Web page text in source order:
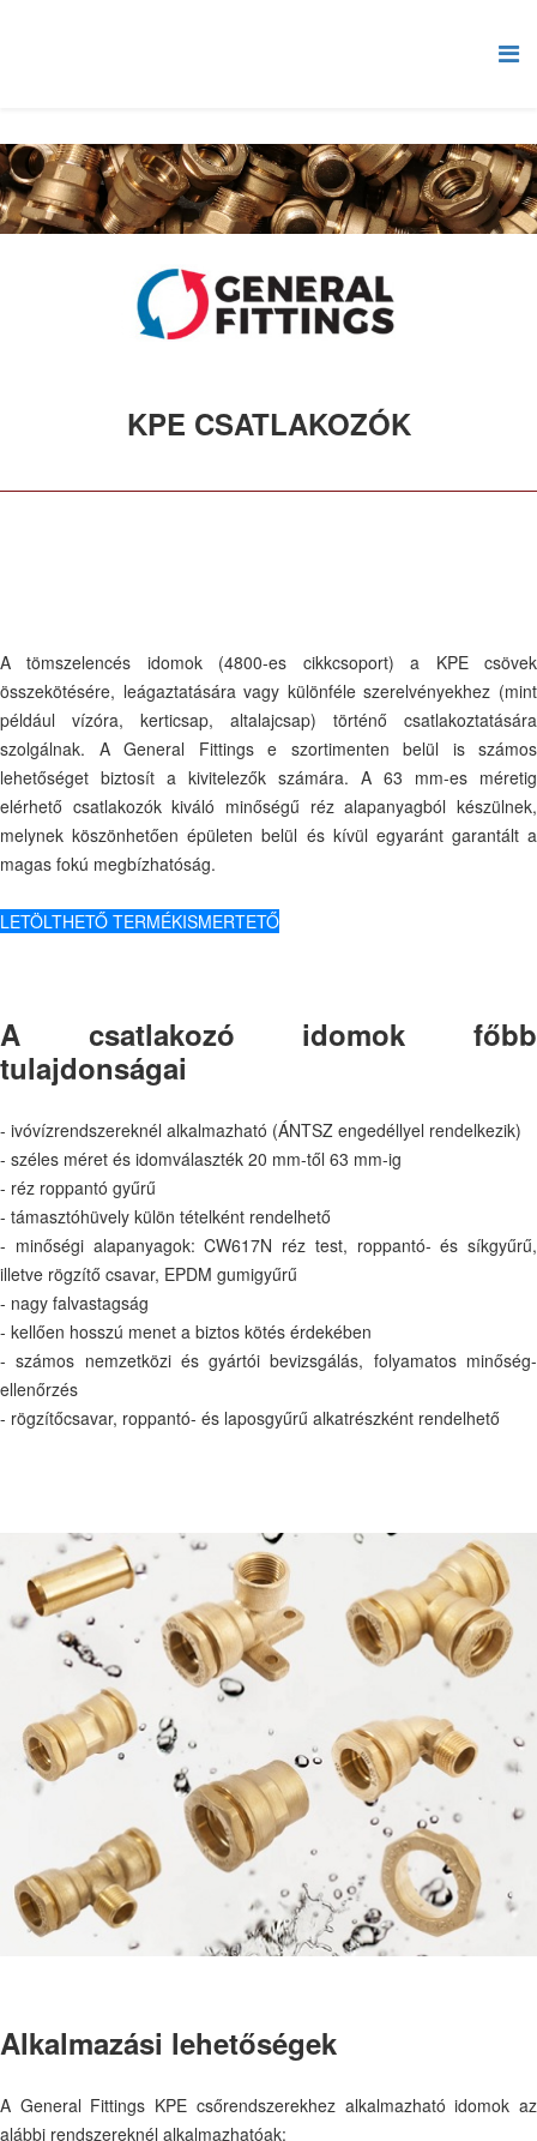
KPE CSATLAKOZÓK
A tömszelencés idomok (4800-es cikkcsoport) a KPE csövek
összekötésére, leágaztatására vagy különféle szerelvényekhez (mint
például vízóra, kerticsap, altalajcsap) történő csatlakoztatására
szolgálnak. A General Fittings e szortimenten belül is számos
lehetőséget biztosít a kivitelezők számára. A 63 mm-es méretig
elérhető csatlakozók kiváló minőségű réz alapanyagból készülnek,
melynek köszönhetően épületen belül és kívül egyaránt garantált a
magas fokú megbízhatóság.
LETÖLTHETŐ TERMÉKISMERTETŐ
A csatlakozó idomok főbb
tulajdonságai
- ivóvízrendszereknél alkalmazható (ÁNTSZ engedéllyel rendelkezik)
- széles méret és idomválaszték 20 mm-től 63 mm-ig
- réz roppantó gyűrű
- támasztóhüvely külön tételként rendelhető
- minőségi alapanyagok: CW617N réz test, roppantó- és síkgyűrű,
illetve rögzítő csavar, EPDM gumigyűrű
- nagy falvastagság
- kellően hosszú menet a biztos kötés érdekében
- számos nemzetközi és gyártói bevizsgálás, folyamatos minőség-
ellenőrzés
- rögzítőcsavar, roppantó- és laposgyűrű alkatrészként rendelhető
Alkalmazási lehetőségek
A General Fittings KPE csőrendszerekhez alkalmazható idomok az
alábbi rendszereknél alkalmazhatóak: